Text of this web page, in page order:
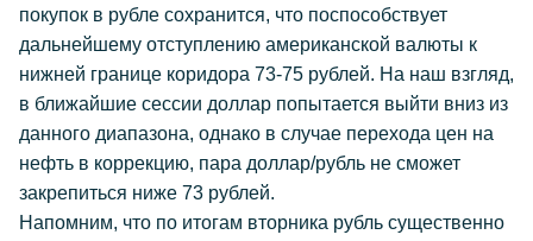
покупок в рубле сохранится, что поспособствует
дальнейшему отступлению американской валюты к
нижней границе коридора 73-75 рублей. На наш взгляд,
в ближайшие сессии доллар попытается выйти вниз из
данного диапазона, однако в случае перехода цен на
нефть в коррекцию, пара доллар/рубль не сможет
закрепиться ниже 73 рублей.
Напомним, что по итогам вторника рубль существенно